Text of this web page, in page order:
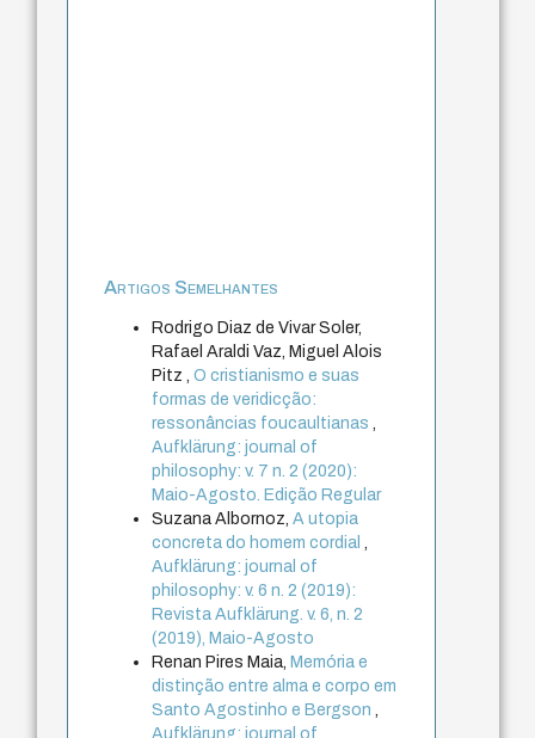
Artigos Semelhantes
Rodrigo Diaz de Vivar Soler,
Rafael Araldi Vaz, Miguel Alois
Pitz ,O cristianismo e suas
formas de veridicção:
ressonâncias foucaultianas,
Aufklärung: journal of
philosophy: v. 7 n. 2 (2020):
Maio-Agosto. Edição Regular
Suzana Albornoz,A utopia
concreta do homem cordial,
Aufklärung: journal of
philosophy: v. 6 n. 2 (2019):
Revista Aufklärung. v. 6, n. 2
(2019), Maio-Agosto
Renan Pires Maia, Memória e
distinção entre alma e corpo em
Santo Agostinho e Bergson,
Aufklärung: journal of